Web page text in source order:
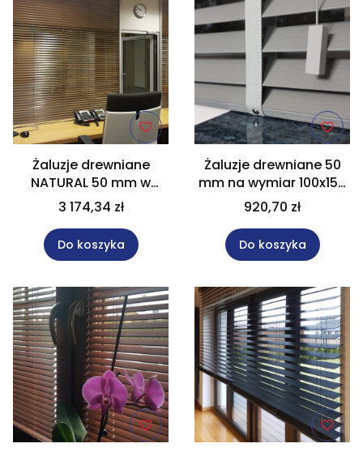
Żaluzje drewniane
NATURAL 50 mm w
rozm. 220x300 cm, Na
wymiar.
3 174,34 zł
Do koszyka
Żaluzje drewniane 50
mm na wymiar 100x150
cm Natural Na wymiar
920,70 zł
Do koszyka